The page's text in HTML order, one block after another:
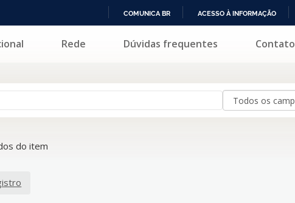
PARA
COMUNICA BR ACESSO À INFORMAÇÃO
Rede Dúvidas frequentes Contato
do item